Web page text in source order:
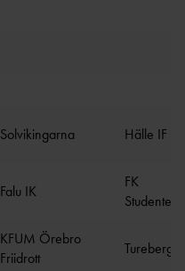
Solvikingarna Hälle IF
Falu IK
FK
KFUM Örebro
Friidrott
Turebergs